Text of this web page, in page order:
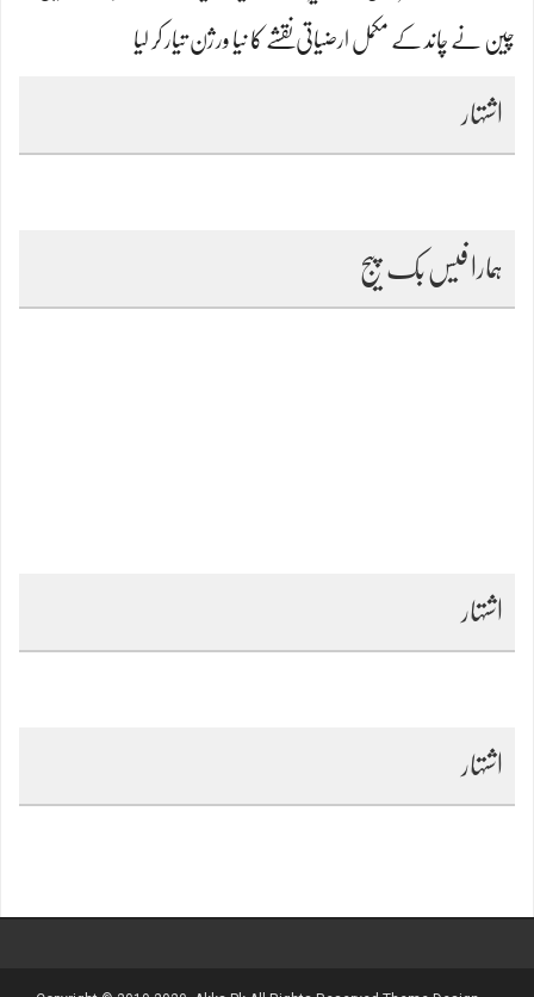
چین نے چاند کے مکمل ارضیاتی نقشے کا نیا ورژن تیار کر لیا
اشتہار
ہمارا فیس بک پیج
اشتہار
اشتہار